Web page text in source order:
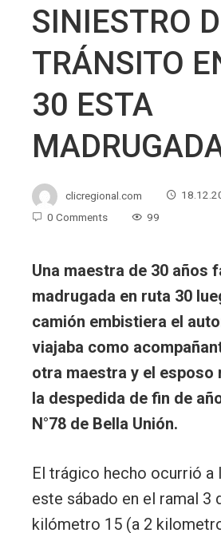
SINIESTRO
TRÁNSITO
30 ESTA
clicregional.com
0 Comments
99
Una maestra de 30 años
madrugada en ruta 30
camión embistiera el
viajaba como
otra maestra y el esposo
la despedida de fin de
N°78 de Bella Unión.
El trágico hecho ocurrió a
este sábado en el ramal 3
kilómetro 15 (a 2